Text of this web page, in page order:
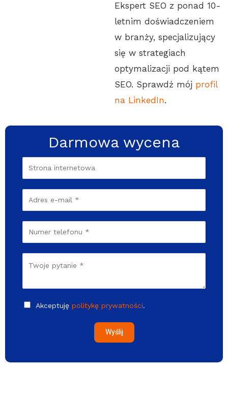
Ekspert SEO z ponad 10-
letnim doświadczeniem
w branży, specjalizujący
się w strategiach
optymalizacji pod kątem
SEO. Sprawdź mój profil
na LinkedIn.
Darmowa wycena
Akceptuję politykę prywatności.
Wyślij